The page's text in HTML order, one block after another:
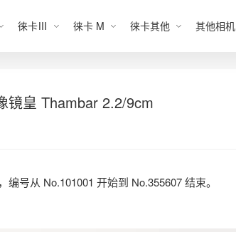
徕卡Ⅲ 徕卡 M 徕卡其他 其他相机
镜皇 Thambar 2.2/9cm
号从 No.101001 开始到 No.355607 结束。